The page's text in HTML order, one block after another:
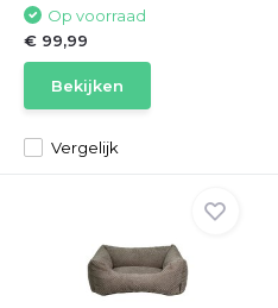
Vergelijk
Op voorraad
€ 99,99
Bekijken